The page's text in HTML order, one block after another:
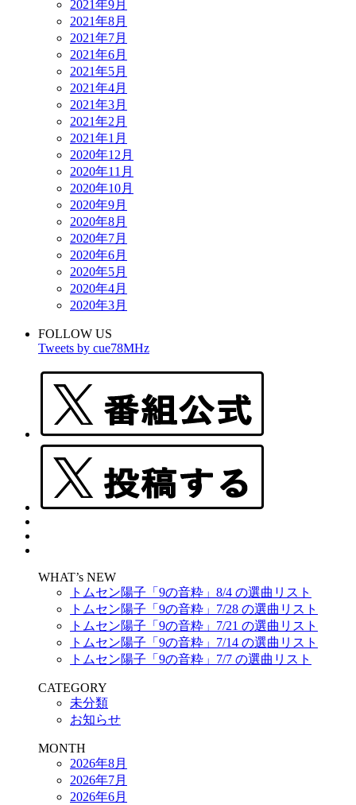
2021年9月
2021年8月
2021年7月
2021年6月
2021年5月
2021年4月
2021年3月
2021年2月
2021年1月
2020年12月
2020年11月
2020年10月
2020年9月
2020年8月
2020年7月
2020年6月
2020年5月
2020年4月
2020年3月
FOLLOW US
Tweets by cue78MHz
WHAT’s NEW
トムセン陽子「9の音粋」8/4 の選曲リスト
トムセン陽子「9の音粋」7/28 の選曲リスト
トムセン陽子「9の音粋」7/21 の選曲リスト
トムセン陽子「9の音粋」7/14 の選曲リスト
トムセン陽子「9の音粋」7/7 の選曲リスト
CATEGORY
未分類
お知らせ
MONTH
2026年8月
2026年7月
2026年6月